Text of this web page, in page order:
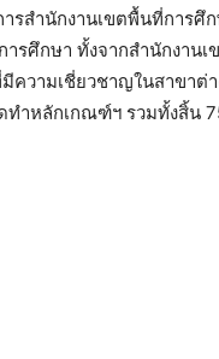
รสำนักงานเขตพื้นที่การศึ
ารศึกษา ทั้งจากสำนักงาน
ความเชี่ยวชาญในสาขาต่
ทำหลักเกณฑ์ฯ รวมทั้งสิ้น